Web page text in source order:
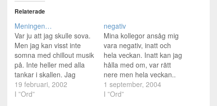
Relaterade
Meningen…
Var ju att jag skulle sova.
Men jag kan visst inte
somna med chillout musik
på. Inte heller med alla
tankar i skallen. Jag
önskar att jag kunde vara
målmedveten som fan.
19 februari, 2002
I ”Ord”
negativ
Mina kollegor ansåg mig
vara negativ, inatt och
hela veckan. Inatt kan jag
hålla med om, var rätt
nere men hela veckan..
hm. Jag har spenderat ett
halvår som känslomässigt
1 september, 2004
I ”Ord”